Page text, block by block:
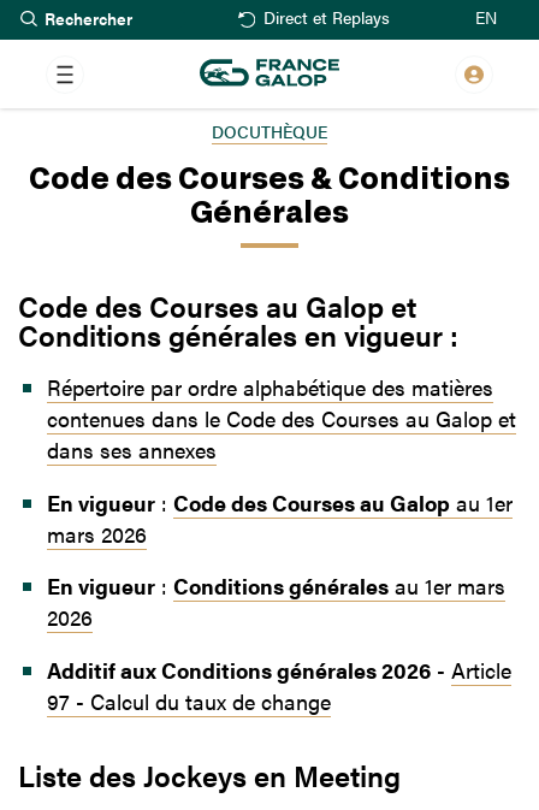
Aller
au
contenu
principal
Rechercher Direct et Replays EN
DOCUTHÈQUE
Code des Courses & Conditions
Générales
Code des Courses au Galop et
Conditions générales en vigueur :
Répertoire par ordre alphabétique des matières
contenues dans le Code des Courses au Galop et
dans ses annexes
En vigueur : Code des Courses au Galop au 1er
mars 2026
En vigueur : Conditions générales au 1er mars
2026
Additif aux Conditions générales 2026 - Article
97 - Calcul du taux de change
Liste des Jockeys en Meeting